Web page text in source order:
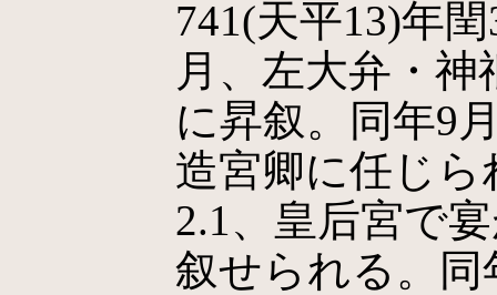
741(天平13)年
月、左大弁・
に昇叙。同年9
造宮卿に任じら
2.1、皇后宮で
叙せられる。同